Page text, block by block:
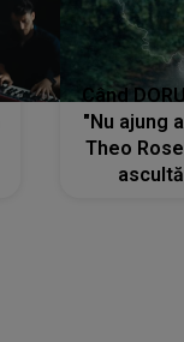
Când
"Nu ajung
Theo